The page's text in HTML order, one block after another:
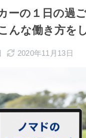
ーの１日の過
んな働き方を
2020年11月13日